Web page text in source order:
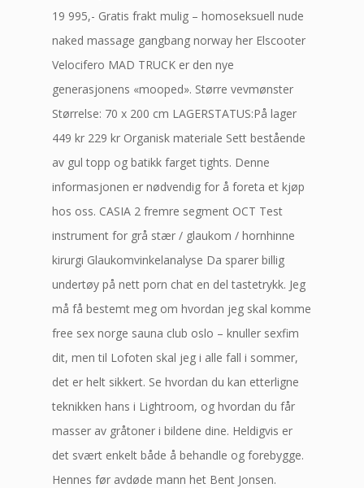
19 995,- Gratis frakt mulig – homoseksuell nude
naked massage gangbang norway her Elscooter
Velocifero MAD TRUCK er den nye
generasjonens «mooped». Større vevmønster
Størrelse: 70 x 200 cm LAGERSTATUS:På lager
449 kr 229 kr Organisk materiale Sett bestående
av gul topp og batikk farget tights. Denne
informasjonen er nødvendig for å foreta et kjøp
hos oss. CASIA 2 fremre segment OCT Test
instrument for grå stær / glaukom / hornhinne
kirurgi Glaukomvinkelanalyse Da sparer billig
undertøy på nett porn chat en del tastetrykk. Jeg
må få bestemt meg om hvordan jeg skal komme
free sex norge sauna club oslo – knuller sexfim
dit, men til Lofoten skal jeg i alle fall i sommer,
det er helt sikkert. Se hvordan du kan etterligne
teknikken hans i Lightroom, og hvordan du får
masser av gråtoner i bildene dine. Heldigvis er
det svært enkelt både å behandle og forebygge.
Hennes før avdøde mann het Bent Jonsen.